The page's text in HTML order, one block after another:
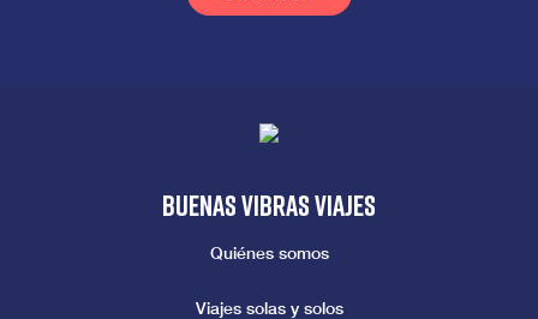
Buenas vibras viajes
Quiénes somos
Viajes solas y solos